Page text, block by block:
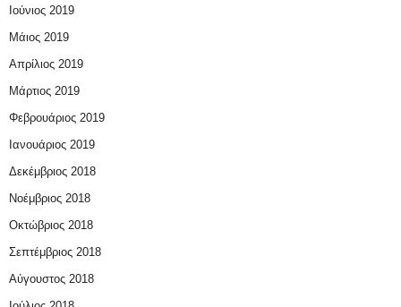
Ιούνιος 2019
Μάιος 2019
Απρίλιος 2019
Μάρτιος 2019
Φεβρουάριος 2019
Ιανουάριος 2019
Δεκέμβριος 2018
Νοέμβριος 2018
Οκτώβριος 2018
Σεπτέμβριος 2018
Αύγουστος 2018